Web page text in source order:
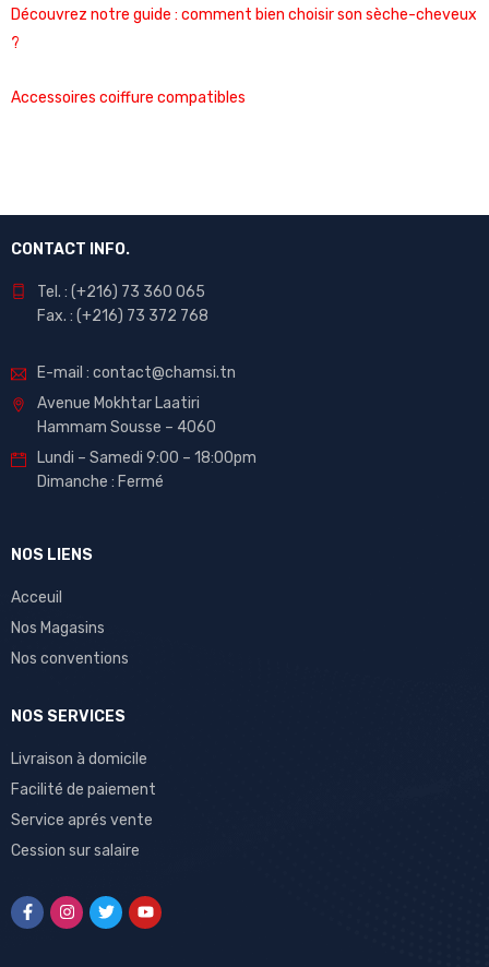
Découvrez notre guide : comment bien choisir son sèche-cheveux
?
Accessoires coiffure compatibles
CONTACT INFO.
Tel. : (+216) 73 360 065
Fax. : (+216) 73 372 768
E-mail : contact@chamsi.tn
Avenue Mokhtar Laatiri
Hammam Sousse – 4060
Lundi – Samedi 9:00 – 18:00pm
Dimanche : Fermé
NOS LIENS
Acceuil
Nos Magasins
Nos conventions
NOS SERVICES
Livraison à domicile
Facilité de paiement
Service aprés vente
Cession sur salaire